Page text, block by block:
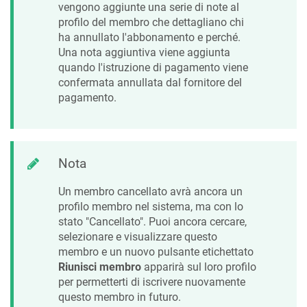
vengono aggiunte una serie di note al
profilo del membro che dettagliano chi
ha annullato l'abbonamento e perché.
Una nota aggiuntiva viene aggiunta
quando l'istruzione di pagamento viene
confermata annullata dal fornitore del
pagamento.
Nota
Un membro cancellato avrà ancora un
profilo membro nel sistema, ma con lo
stato "Cancellato". Puoi ancora cercare,
selezionare e visualizzare questo
membro e un nuovo pulsante etichettato
Riunisci membro apparirà sul loro profilo
per permetterti di iscrivere nuovamente
questo membro in futuro.